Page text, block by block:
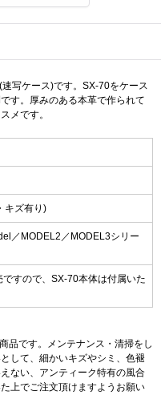
写ケース)です。SX-70をケース
す。厚みのある本革で作られて
メです。
キズ有り)
／MODEL2／MODEL3シリー
すので、SX-70本体は付属いた
品です。メンテナンス・清掃をし
して、細かいキズやシミ、色褪
ない、アンティーク特有の風合
上でご注文頂けますようお願い